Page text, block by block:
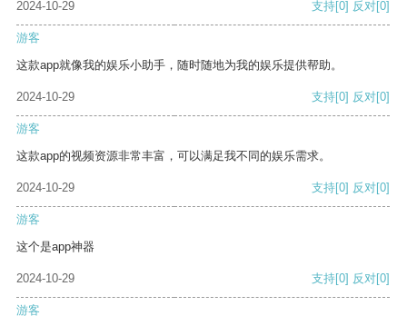
2024-10-29
支持[0] 反对[0]
游客
这款app就像我的娱乐小助手，随时随地为我的娱乐提供帮助。
2024-10-29 支持[0] 反对[0]
游客
这款app的视频资源非常丰富，可以满足我不同的娱乐需求。
2024-10-29 支持[0] 反对[0]
游客
这个是app神器
2024-10-29 支持[0] 反对[0]
游客